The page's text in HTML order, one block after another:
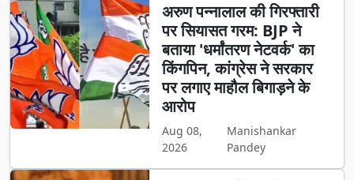
अरुण पन्नालाल की गिरफ्तारी
पर सियासत गरम: BJP ने
बताया 'धर्मांतरण नेटवर्क' का
किंगपिन, कांग्रेस ने सरकार
पर लगाए माहौल बिगाड़ने के
आरोप
Aug 08,
2026
Manishankar
Pandey